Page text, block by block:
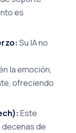
es
Su IA no
la emoción,
ofreciendo
Este
de